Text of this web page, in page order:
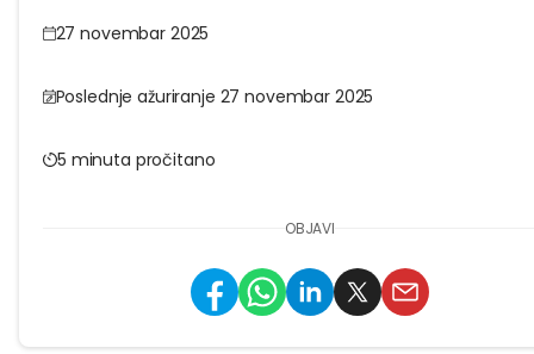
27 novembar 2025
Poslednje ažuriranje 27 novembar 2025
5 minuta pročitano
OBJAVI